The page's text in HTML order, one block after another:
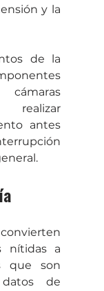
y la
de la
realizar
antes
nítidas a
que son
de